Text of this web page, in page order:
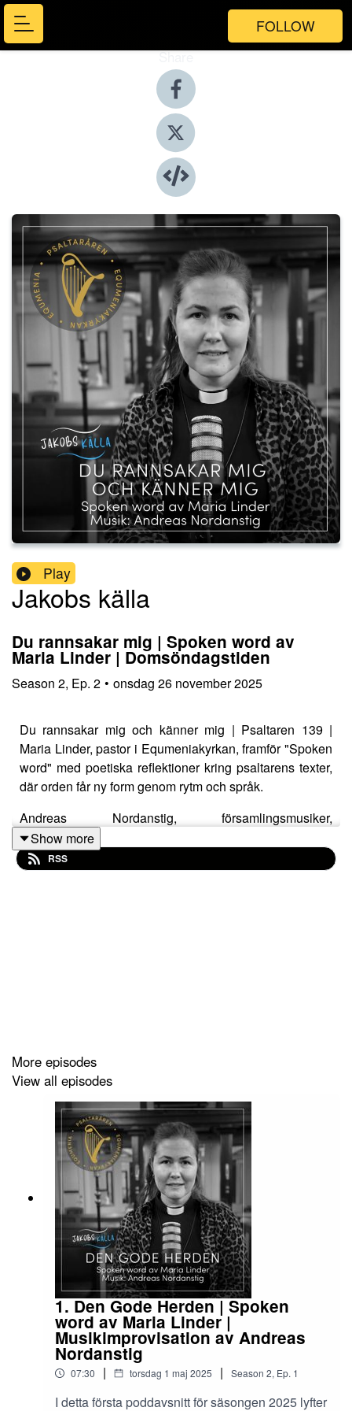
FOLLOW
Share
Play
Jakobs källa
Du rannsakar mig | Spoken word av
Maria Linder | Domsöndagstiden
Season 2, Ep. 2 • onsdag 26 november 2025
Du rannsakar mig och känner mig | Psaltaren 139 |
Maria Linder, pastor i Equmeniakyrkan, framför "Spoken
word" med poetiska reflektioner kring psaltarens texter,
där orden får ny form genom rytm och språk.
Andreas Nordanstig, församlingsmusiker,
ackompanjerar med musik som samspelar med texterna
och förstärker deras uttryck.
eller via Youtube:
www.youtube.com/@EqumeniakyrkanSverige
Inspelat i S:t Jakobs kyrka, Göteborg, januari 2025
Poddens vinjett: Jacob's well / Jacobs källa av Andreas
Nordanstig
Show more
RSS
More episodes
View all episodes
1. Den Gode Herden | Spoken
word av Maria Linder |
Musikimprovisation av Andreas
Nordanstig
07:30 | torsdag 1 maj 2025 | Season 2, Ep. 1
I detta första poddavsnitt för säsongen 2025 lyfter